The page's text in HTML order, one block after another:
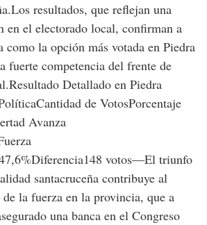
resultados, que reflejan una
en el electorado local, confirman a
la opción más votada en Piedra
fuerte competencia del frente de
Detallado en Piedra
de VotosPorcentaje
Avanza
votos—El triunfo
santacruceña contribuye al
de la fuerza en la provincia, que a
una banca en el Congreso